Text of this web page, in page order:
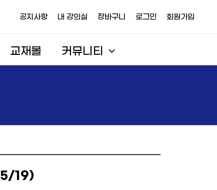
공지사항 내 강의실 장바구니 로그인 회원가입
교재몰 커뮤니티
19)